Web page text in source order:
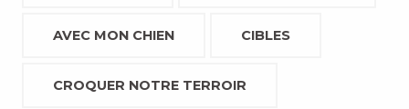
AVEC MON CHIEN CIBLES
CROQUER NOTRE TERROIR